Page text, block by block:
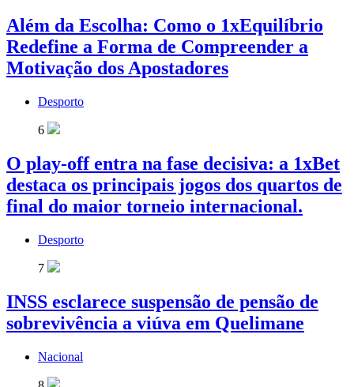
Além da Escolha: Como o 1xEquilíbrio
Redefine a Forma de Compreender a
Motivação dos Apostadores
Desporto
6
O play-off entra na fase decisiva: a 1xBet
destaca os principais jogos dos quartos de
final do maior torneio internacional.
Desporto
7
INSS esclarece suspensão de pensão de
sobrevivência a viúva em Quelimane
Nacional